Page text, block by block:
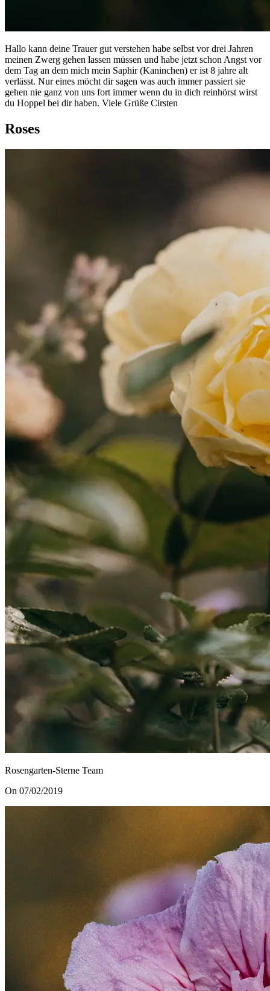
Hallo kann deine Trauer gut verstehen habe selbst vor drei Jahren
meinen Zwerg gehen lassen müssen und habe jetzt schon Angst vor
dem Tag an dem mich mein Saphir (Kaninchen) er ist 8 jahre alt
verlässt. Nur eines möcht dir sagen was auch immer passiert sie
gehen nie ganz von uns fort immer wenn du in dich reinhörst wirst
du Hoppel bei dir haben. Viele Grüße Cirsten
Roses
Rosengarten-Sterne Team
On 07/02/2019